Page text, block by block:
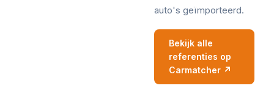
auto's geïmporteerd.
Bekijk alle
referenties op
Carmatcher ↗